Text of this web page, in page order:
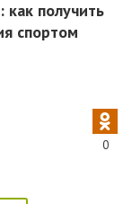
как получить
спортом
0